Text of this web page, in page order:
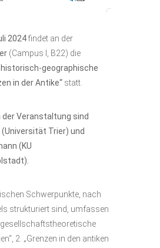
2024findet an der
(Campus I, B22) die
geographische
in der Antike“ statt.
Veranstaltung sind
(Universität Trier) und
(KU
Schwerpunkte, nach
strukturiert sind, umfassen
gesellschaftstheoretische
2. „Grenzen in den antiken